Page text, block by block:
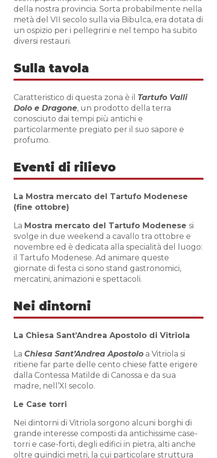
della nostra provincia. Sorta probabilmente nella
metà del VII secolo sulla via Bibulca, era dotata di
un ospizio per i pellegrini e nel tempo ha subito
diversi restauri.
Sulla tavola
Caratteristico di questa zona è il Tartufo Valli
Dolo e Dragone, un prodotto della terra
conosciuto dai tempi più antichi e
particolarmente pregiato per il suo sapore e
profumo.
Eventi di rilievo
La Mostra mercato del Tartufo Modenese
(fine ottobre)
La Mostra mercato del Tartufo Modenese si
svolge in due weekend a cavallo tra ottobre e
novembre ed è dedicata alla specialità del luogo:
il Tartufo Modenese. Ad animare queste
giornate di festa ci sono stand gastronomici,
mercatini, animazioni e spettacoli.
Nei dintorni
La Chiesa Sant’Andrea Apostolo di Vitriola
La Chiesa Sant’Andrea Apostolo a Vitriola si
ritiene far parte delle cento chiese fatte erigere
dalla Contessa Matilde di Canossa e da sua
madre, nell’XI secolo.
Le Case torri
Nei dintorni di Vitriola sorgono alcuni borghi di
grande interesse composti da antichissime case-
torri e case-forti, degli edifici in pietra, alti anche
oltre quindici metri, la cui particolare struttura